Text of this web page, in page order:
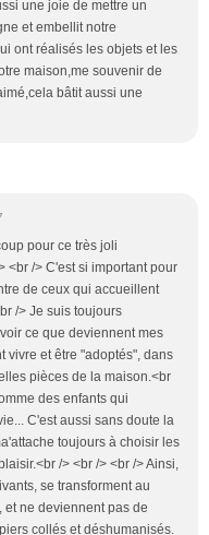
une joie de mettre un
et embellit notre
ont réalisés les objets et les
maison,me souvenir de
bâtit aussi une
pour ce très joli
<br /> C'est si important pour
de ceux qui accueillent
/> Je suis toujours
ce que deviennent mes
vivre et être "adoptés", dans
pièces de la maison.<br
des enfants qui
C'est aussi sans doute la
toujours à choisir les
/> <br /> <br /> Ainsi,
se transforment au
et ne deviennent pas de
collés et déshumanisés.